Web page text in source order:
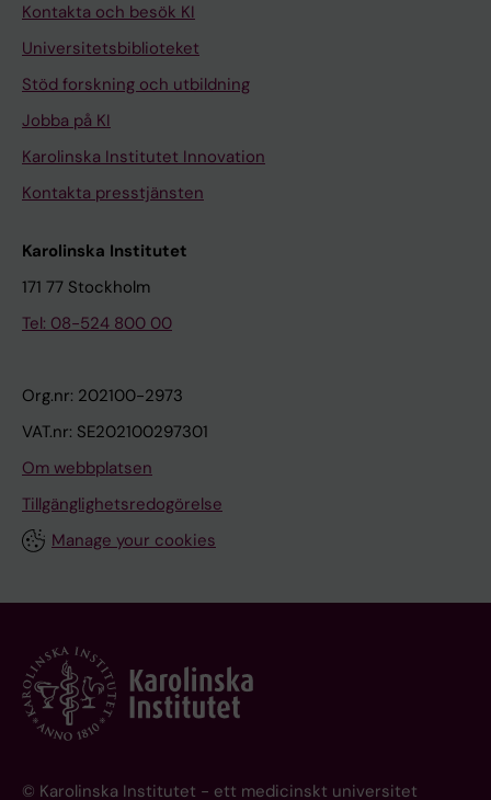
Kontakta och besök KI
Universitetsbiblioteket
Stöd forskning och utbildning
Jobba på KI
Karolinska Institutet Innovation
Kontakta presstjänsten
Karolinska Institutet
171 77 Stockholm
Tel: 08-524 800 00
Org.nr: 202100-2973
VAT.nr: SE202100297301
Om webbplatsen
Tillgänglighetsredogörelse
Manage your cookies
© Karolinska Institutet - ett medicinskt universitet